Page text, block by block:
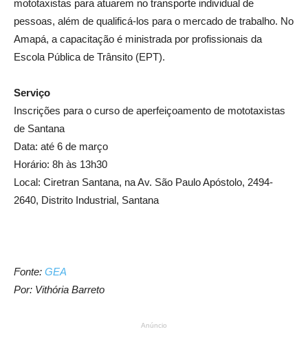
mototaxistas para atuarem no transporte individual de
pessoas, além de qualificá-los para o mercado de trabalho. No
Amapá, a capacitação é ministrada por profissionais da
Escola Pública de Trânsito (EPT).
Serviço
Inscrições para o curso de aperfeiçoamento de mototaxistas
de Santana
Data: até 6 de março
Horário: 8h às 13h30
Local: Ciretran Santana, na Av. São Paulo Apóstolo, 2494-
2640, Distrito Industrial, Santana
Fonte: GEA
Por: Vithória Barreto
Anúncio